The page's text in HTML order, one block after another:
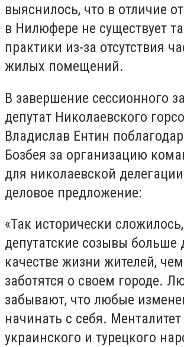
выяснилось, что в отличие
в Нилюфере не существует
практики из-за отсутствия
жилых помещений.
В завершение сессионного
депутат Николаевского
Владислав Ентин
Бозбея за организацию
для николаевской
деловое предложение:
«Так исторически
депутатские созывы больше
качестве жизни жителей,
заботятся о своем городе.
забывают, что любые
начинать с себя. Менталитет
украинского и турецкого